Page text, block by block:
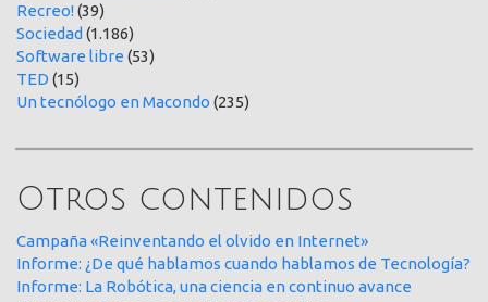
Recreo!(39)
Sociedad (1.186)
Software libre (53)
TED (15)
Un tecnólogo en Macondo (235)
Otros contenidos
Campaña «Reinventando el olvido en Internet»
Informe: ¿De qué hablamos cuando hablamos de Tecnología?
Informe: La Robótica, una ciencia en continuo avance